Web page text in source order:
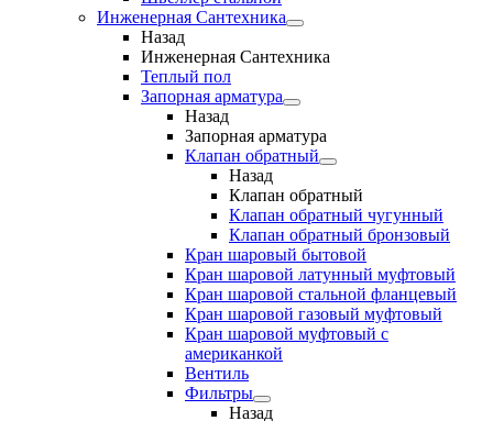
Инженерная Сантехника
Назад
Инженерная Сантехника
Теплый пол
Запорная арматура
Назад
Запорная арматура
Клапан обратный
Назад
Клапан обратный
Клапан обратный чугунный
Клапан обратный бронзовый
Кран шаровый бытовой
Кран шаровой латунный муфтовый
Кран шаровой стальной фланцевый
Кран шаровой газовый муфтовый
Кран шаровой муфтовый с
американкой
Вентиль
Фильтры
Назад